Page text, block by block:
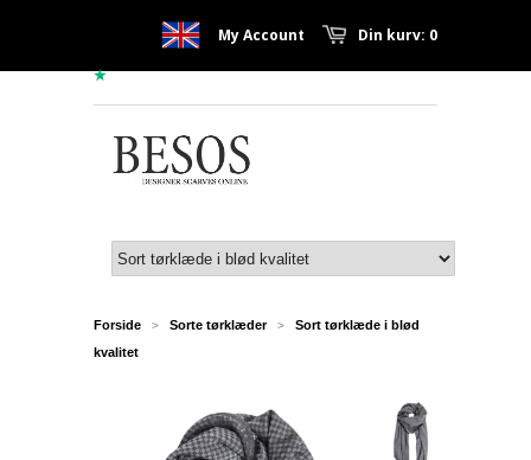
Din kurv: 0
My Account
Forside > Sorte tørklæder >
Sort tørklæde i blød
kvalitet